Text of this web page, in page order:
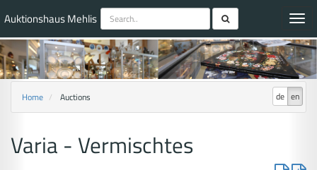
Auktionshaus Mehlis
de en
Home Auctions
Varia - Vermischtes